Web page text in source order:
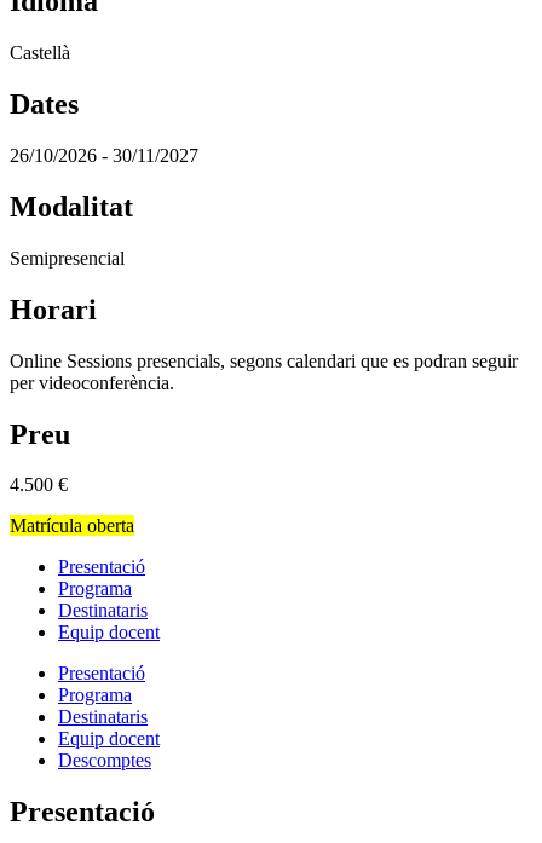
Castellà
Dates
26/10/2026 - 30/11/2027
Modalitat
Semipresencial
Horari
Online Sessions presencials, segons calendari que es podran seguir
per videoconferència.
Preu
4.500 €
Matrícula oberta
Presentació
Programa
Destinataris
Equip docent
Presentació
Programa
Destinataris
Equip docent
Descomptes
Presentació